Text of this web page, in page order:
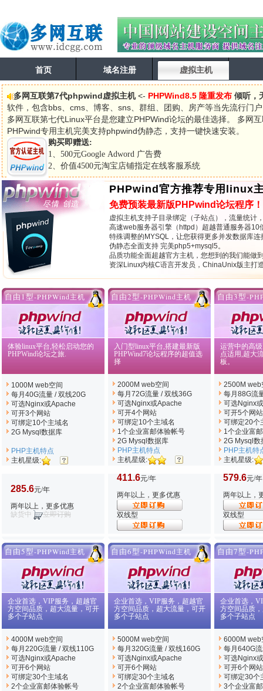
首页 域名注册 虚拟主机
多网互联第7代phpwind虚拟主机<- PHPWind8.5 隆重发布倾听，
软件，包含bbs、cms、博客、sns、群组、团购、房产等当先流行门
多网互联第七代Linux平台是您建立PHPWind论坛的最佳选择。 多网
PHPwind专用主机完美支持phpwind伪静态，支持一键快速安装。
购买即赠送:
1、500元Google Adword 广告费
2、价值4500元淘宝店铺指定在线客服系统
PHPwind官方推荐专用linux
免费预装最新版PHPwind论坛程序！
虚拟主机支持子目录绑定（子站点），流量统计
高速web服务器引擎（httpd）超越普通服务器10
特殊调整的MYSQL，让您获得更多并发数据库连
伪静态全面支持 完美php5+mysql5。
品质功能全面超越官方主机，您想到的我们能做
资深Linux内核C语言开发员，ChinaUnix版主打
自由1型-PHPWind主机
体验linux平台,轻松启动您的
PHPWind论坛之旅.
1000M web空间
每月40G流量 / 双线20G
可选Nginx或Apache
可开3个网站
可绑定10个主域名
2G Mysql数据库
PHP主机特点
主机星级:
自由2型-PHPWind主机
入门型linux平台,搭建最新版
PHPWind7论坛程序的超值选
择
2000M web空间
每月72G流量 / 双线36G
可选Nginx或Apache
可开4个网站
可绑定10个主域名
1个企业富邮体验帐号
2G Mysql数据库
PHP主机特点
主机星级:
自由3型-
运营中的高
点适用,超大
板。
2500M web
每月88G流
可选Nginx
可开5个网站
可绑定20个
1个企业富
2G Mysql数
PHP主机特
主机星级:
285.6元/年
两年以上，更多优惠
缺货中
立即订购
411.6元/年
两年以上，更多优惠
双线型
579.6元/年
两年以上，
双线型
自由5型-PHPWind主机
企业首选，VIP服务，超越官
方空间品质，超大流量，可开
多个子站点
4000M web空间
每月220G流量 / 双线110G
可选Nginx或Apache
可开6个网站
可绑定30个主域名
2个企业富邮体验帐号
自由6型-PHPWind主机
企业首选，VIP服务，超越官
方空间品质，超大流量，可开
多个子站点
5000M web空间
每月320G流量 / 双线160G
可选Nginx或Apache
可开6个网站
可绑定30个主域名
2个企业富邮体验帐号
自由7型-
企业首选，
方空间品质
多个子站点
6000M web
每月640G
可选Nginx
可开6个网站
可绑定30个
3个企业富